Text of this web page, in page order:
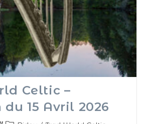
Celtic –
du 15 Avril 2026